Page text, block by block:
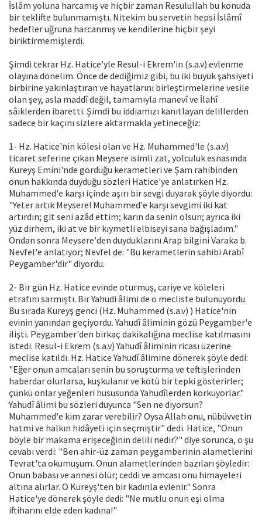
İslâm yoluna harcamış ve hiçbir zaman Resulullah bu konuda
bir teklifte bulunmamıştı. Nitekim bu servetin hepsi İslâmî
hedefler uğruna harcanmış ve kendilerine hiçbir şeyi
biriktirmemişlerdi.
Şimdi tekrar Hz. Hatice'yle Resul-i Ekrem'in (s.a.v) evlenme
olayına dönelim. Önce de dediğimiz gibi, bu iki büyük şahsiyeti
birbirine yakınlaştıran ve hayatlarını birleştirmelerine vesile
olan şey, asla maddî değil, tamamıyla manevî ve İlahî
sâiklerden ibaretti. Şimdi bu iddiamızı kanıtlayan delillerden
sadece bir kaçını sizlere aktarmakla yetineceğiz:
1- Hz. Hatice'nin kölesi olan ve Hz. Muhammed'le (s.a.v)
ticaret seferine çıkan Meysere isimli zat, yolculuk esnasında
Kureyş Emini'nde gördüğü kerametleri ve Şam rahibinden
onun hakkında duyduğu sözleri Hatice'ye anlatırken Hz.
Muhammed'e karşı içinde aşırı bir sevgi duyarak şöyle diyordu:
"Yeter artık Meysere! Muhammed'e karşı sevgimi iki kat
artırdın; git seni azâd ettim; karın da senin olsun; ayrıca iki
yüz dirhem, iki at ve bir kıymetli elbiseyi sana bağışladım."
Ondan sonra Meysere'den duyduklarını Arap bilgini Varaka b.
Nevfel'e anlatıyor; Nevfel de: "Bu kerametlerin sahibi Arabî
Peygamber'dir" diyordu.
2- Bir gün Hz. Hatice evinde oturmuş, cariye ve köleleri
etrafını sarmıştı. Bir Yahudi âlimi de o mecliste bulunuyordu.
Bu sırada Kureyş genci (Hz. Muhammed (s.a.v) ) Hatice'nin
evinin yanından geçiyordu. Yahudî âliminin gözü Peygamber'e
ilişti. Peygamber'den birkaç dakikalığına meclise katılmasını
istedi. Resul-i Ekrem (s.a.v) Yahudî âliminin ricası üzerine
meclise katıldı. Hz. Hatice Yahudî âlimine dönerek şöyle dedi:
"Eğer onun amcaları senin bu soruşturma ve teftişlerinden
haberdar olurlarsa, kuşkulanır ve kötü bir tepki gösterirler;
çünkü onlar yeğenleri hususunda Yahudîlerden korkuyorlar."
Yahudî âlimi bu sözleri duyunca "Sen ne diyorsun?
Muhammed'e kim zarar verebilir? Oysa Allah onu, nübüvvetin
hatmi ve halkın hidâyeti için seçmiştir" dedi. Hatice, "Onun
böyle bir makama erişeceğinin delili nedir?" diye sorunca, o şu
cevabı verdi: "Ben ahir-üz zaman peygamberinin alametlerini
Tevrat'ta okumuşum. Onun alametlerinden bazıları şöyledir:
Onun babası ve annesi ölür; ceddi ve amcası onu himayeleri
altına alırlar. O Kureyş'ten bir kadınla evlenir." Sonra
Hatice'ye dönerek şöyle dedi: "Ne mutlu onun eşi olma
iftiharını elde eden kadına!"